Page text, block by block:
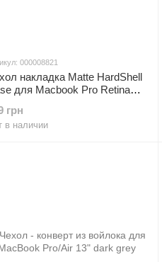
000008821
накладка Matte HardShell
для Macbook Pro Retina
грн
в наличии